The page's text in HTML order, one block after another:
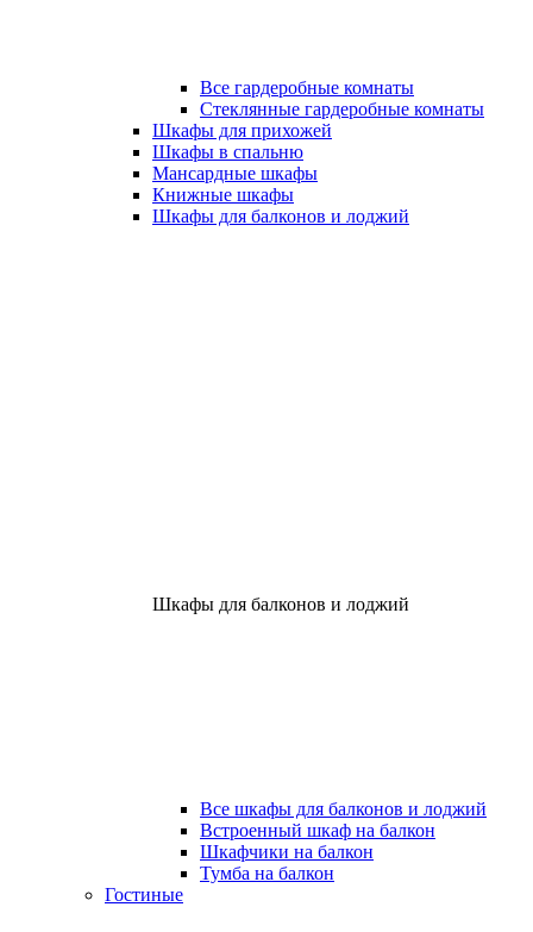
Все гардеробные комнаты
Стеклянные гардеробные комнаты
Шкафы для прихожей
Шкафы в спальню
Мансардные шкафы
Книжные шкафы
Шкафы для балконов и лоджий
Шкафы для балконов и лоджий
Все шкафы для балконов и лоджий
Встроенный шкаф на балкон
Шкафчики на балкон
Тумба на балкон
Гостиные